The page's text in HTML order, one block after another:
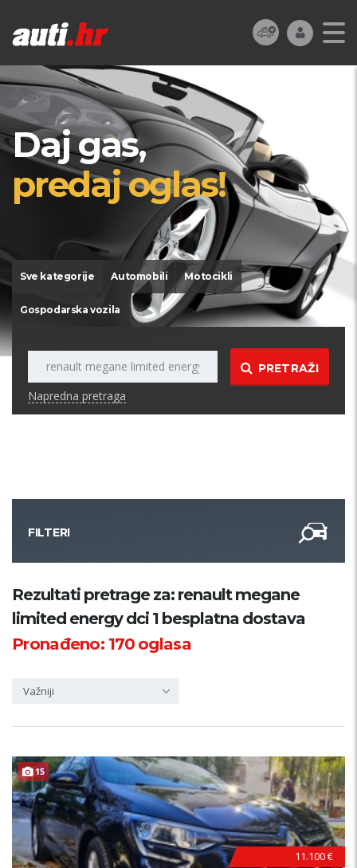
Daj gas,
predaj oglas!
Sve kategorije Automobili Motocikli
Gospodarska vozila
PRETRAŽI
Napredna pretraga
FILTERI
Kategorija
Županija
Rezultati pretrage za: renault megane
limited energy dci 1 besplatna dostava
Pronađeno: 170oglasa
Važniji
15
11.100 €